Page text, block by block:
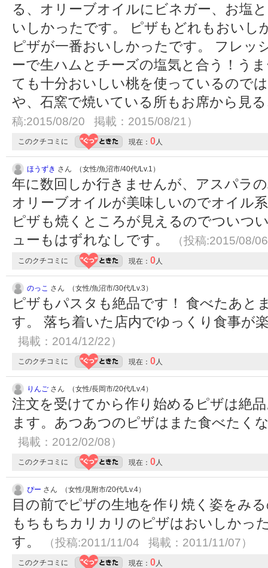
る、オリーブオイルにビネガー、お塩
いしかったです。 ピザもどれもおいし
ピザが一番おいしかったです。 フレッ
ーで生ハムとチーズの塩気と合う！う
ても十分おいしい桃を使っているので
や、石窯で焼いている所もお席から見
稿:2015/08/20 掲載：2015/08/21）
このクチコミに 現在： 0人
ほうずき さん （女性/魚沼市/40代/Lv.1）
年に数回しか行きませんが、アスパラ
オリーブオイルが美味しいのでオイル
ピザも焼くところが見えるのでついつ
ューもはずれなしです。
（投稿:2015/08/
このクチコミに 現在： 0人
のっこ さん （女性/魚沼市/30代/Lv.3）
ピザもパスタも絶品です！ 食べたあと
す。 落ち着いた店内でゆっくり食事が
掲載：2014/12/22）
このクチコミに 現在： 0人
りんご さん （女性/長岡市/20代/Lv.4）
注文を受けてから作り始めるピザは絶
ます。あつあつのピザはまた食べたく
掲載：2012/02/08）
このクチコミに 現在： 0人
ぴー さん （女性/見附市/20代/Lv.4）
目の前でピザの生地を作り焼く姿をみ
もちもちカリカリのピザはおいしかっ
す。
（投稿:2011/11/04 掲載：2011/11/07）
このクチコミに 現在： 0人